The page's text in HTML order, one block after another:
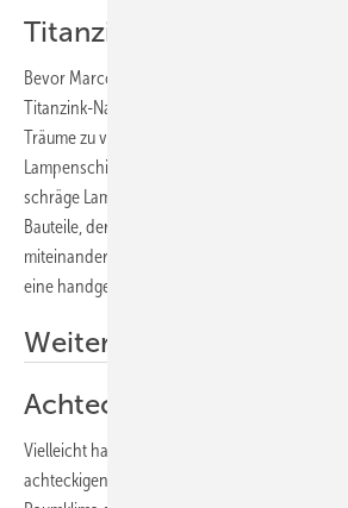
Titanzink-
Bevor Marco Richter aus Bad Kissingen seine
Titanzink-Nachttischlampe ausknipsen konnte,
Träume zu versinken, war viel Lot- und
Lampenschirm bestehen jeweils aus zwölf
schräge Lampenständer aus zwölf
Bauteile, deren Nähte von innen stumpf
miteinander verfalzt. Den Schlusspunkt, oben
eine handgefertigte Rosette.
Weitere Informationen
Achteckiger
Vielleicht hatte Reinhold Derfuß aus
achteckigen Zimmerbrunnen aus Titanzink für